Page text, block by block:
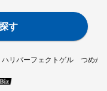
パーフェクトゲル つめか
す